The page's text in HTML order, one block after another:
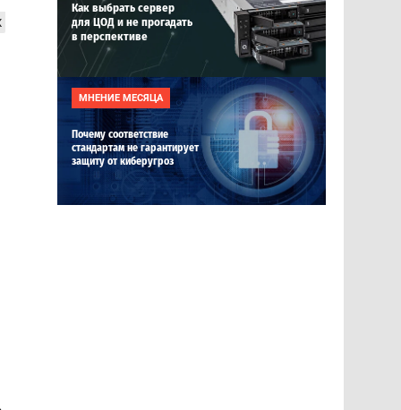
Как выбрать сервер
для ЦОД и не прогадать
в перспективе
МНЕНИЕ МЕСЯЦА
Почему соответствие
стандартам не гарантирует
защиту от киберугроз